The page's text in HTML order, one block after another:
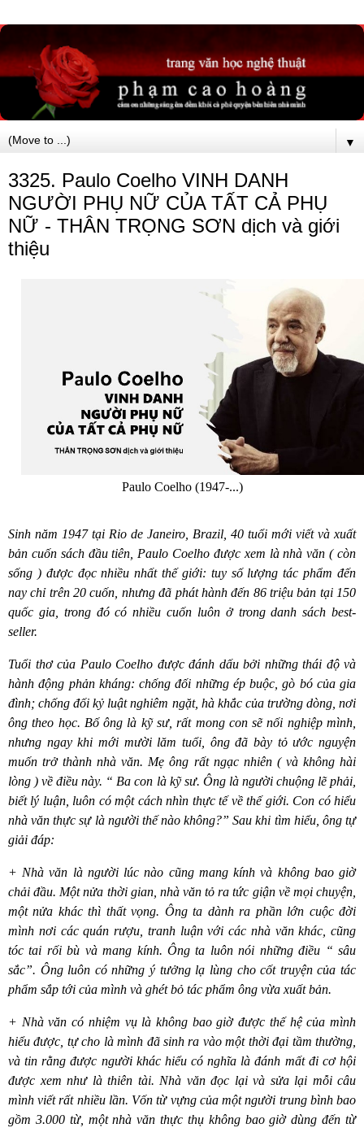
▼
3325. Paulo Coelho VINH DANH
NGƯỜI PHỤ NỮ CỦA TẤT CẢ PHỤ
NỮ - THÂN TRỌNG SƠN dịch và giới
thiệu
Paulo Coelho (1947-...)
Sinh năm 1947 tại Rio de Janeiro, Brazil, 40 tuổi mới viết và xuất
bản cuốn sách đầu tiên, Paulo Coelho được xem là nhà văn ( còn
sống ) được đọc nhiều nhất thế giới: tuy số lượng tác phẩm đến
nay chỉ trên 20 cuốn, nhưng đã phát hành đến 86 triệu bản tại 150
quốc gia, trong đó có nhiều cuốn luôn ở trong danh sách best-
seller.
Tuổi thơ của Paulo Coelho được đánh dấu bởi những thái độ và
hành động phản kháng: chống đối những ép buộc, gò bó của gia
đình; chống đối kỷ luật nghiêm ngặt, hà khắc của trường dòng, nơi
ông theo học. Bố ông là kỹ sư, rất mong con sẽ nối nghiệp mình,
nhưng ngay khi mới mười lăm tuổi, ông đã bày tỏ ước nguyện
muốn trở thành nhà văn. Mẹ ông rất ngạc nhiên ( và không hài
lòng ) về điều này. “ Ba con là kỹ sư. Ông là người chuộng lẽ phải,
biết lý luận, luôn có một cách nhìn thực tế về thế giới. Con có hiểu
nhà văn thực sự là người thế nào không?” Sau khi tìm hiểu, ông tự
giải đáp:
+ Nhà văn là người lúc nào cũng mang kính và không bao giờ
chải đầu. Một nửa thời gian, nhà văn tỏ ra tức giận về mọi chuyện,
một nửa khác thì thất vọng. Ông ta dành ra phần lớn cuộc đời
mình nơi các quán rượu, tranh luận với các nhà văn khác, cũng
tóc tai rối bù và mang kính. Ông ta luôn nói những điều “ sâu
sắc”. Ông luôn có những ý tưởng lạ lùng cho cốt truyện của tác
phẩm sắp tới của mình và ghét bỏ tác phẩm ông vừa xuất bản.
+ Nhà văn có nhiệm vụ là không bao giờ được thế hệ của mình
hiểu được, tự cho là mình đã sinh ra vào một thời đại tầm thường,
và tin rằng được người khác hiểu có nghĩa là đánh mất đi cơ hội
được xem như là thiên tài. Nhà văn đọc lại và sửa lại mỗi câu
mình viết rất nhiều lần. Vốn từ vựng của một người trung bình bao
gồm 3.000 từ, một nhà văn thực thụ không bao giờ dùng đến từ